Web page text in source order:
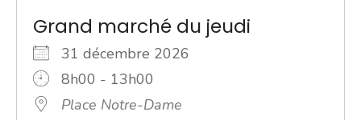
Grand marché du jeudi
31 décembre 2026
8h00 - 13h00
Place Notre-Dame